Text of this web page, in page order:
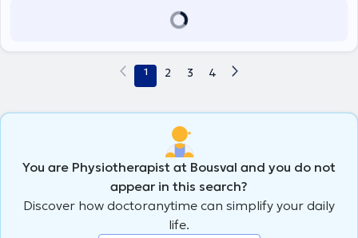
1 2 3 4
You are Physiotherapist at Bousval and you do not
appear in this search?
Discover how doctoranytime can simplify your daily
life.